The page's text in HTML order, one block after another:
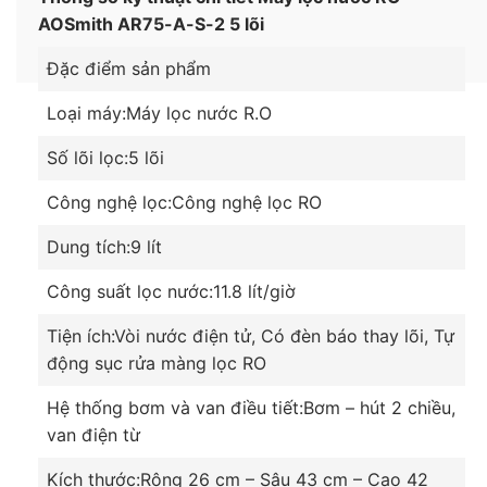
dùng với 5 cấp lọc, màng lọc RO side stream bản
các chất cặn thô kích cỡ khoảng 5 micron.
Lõi số 2 – GAC loại bỏ được mùi clo, các chất hữu
cơ có trong nước.
Lõi số 3 – PP 1 micron có khả năng loại bỏ bụi bẩn,
chất cặn thô kích cỡ 1 micron.
Mỹ, tuổi thọ lên tới 3 năm, có khả năng loại bỏ đến
AOSmith AR75-A-S-2 5 lõi
Đặc điểm sản phẩm
Loại máy:Máy lọc nước R.O
Số lõi lọc:5 lõi
Công nghệ lọc:Công nghệ lọc RO
Dung tích:9 lít
Công suất lọc nước:11.8 lít/giờ
Tiện ích:Vòi nước điện tử, Có đèn báo thay lõi, Tự
động sục rửa màng lọc RO
Hệ thống bơm và van điều tiết:Bơm – hút 2 chiều,
van điện từ
Kích thước:Rộng 26 cm – Sâu 43 cm – Cao 42